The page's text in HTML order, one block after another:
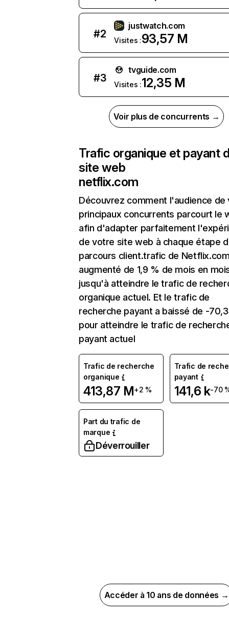
#2
justwatch.com
Visites :93,57 M
#3
tvguide.com
Visites :12,35 M
Voir plus de concurrents →
Trafic organique et payant
site web
netflix.com
Découvrez comment l'audience de
principaux concurrents parcourt le
afin d'adapter parfaitement
de votre site web à chaque étape
parcours client.trafic de
augmenté de 1,9 % de mois en
jusqu'à atteindre le trafic de
organique actuel. Et le trafic de
recherche payant a baissé de -
pour atteindre le trafic de
payant actuel
Trafic de recherche
organique
413,87 M+2 %
Trafic de
payant
141,6 k-70
Part du trafic de
marque
Déverrouiller
Accéder à 10 ans de données →